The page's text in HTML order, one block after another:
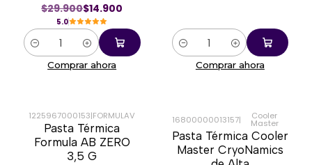
$29.900$14.900
5.0
Cantidad
Comprar ahora
Cantidad
Comprar ahora
-39%
1225967000153|FORMULAV
Pasta Térmica
Formula AB ZERO
3,5 G
-60%
16800000013157| Cooler
Master
Pasta Térmica Cooler
Master CryoNamics